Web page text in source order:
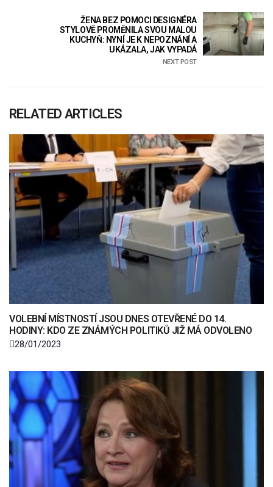
ŽENA BEZ POMOCI DESIGNÉRA
STYLOVĚ PROMĚNILA SVOU MALOU
KUCHYŇ: NYNÍ JE K NEPOZNÁNÍ A
UKÁZALA, JAK VYPADÁ
NEXT POST
RELATED ARTICLES
VOLEBNÍ MÍSTNOSTÍ JSOU DNES OTEVŘENÉ DO 14.
HODINY: KDO ZE ZNÁMÝCH POLITIKŮ JIŽ MÁ ODVOLENO
28/01/2023